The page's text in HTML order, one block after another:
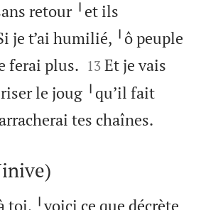
retour ╵et ils
je t’ai humilié, ╵ô peuple
ferai plus. 

13 Et je vais
le joug ╵qu’il fait
tes chaînes.
toi, ╵voici ce que décrète